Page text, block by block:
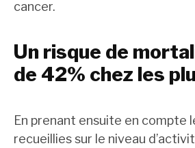
cancer.
Un risque de
de 42% chez les
En prenant ensuite en compte
recueillies sur le niveau